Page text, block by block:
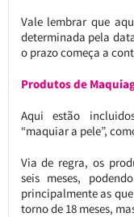
Vale lembrar que
determinada pela
o prazo começa a
Produtos de
Aqui estão
“maquiar a pele”,
Via de regra, os
seis meses,
principalmente as
torno de 18 meses,